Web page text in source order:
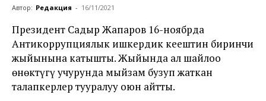
Автор: Редакция - 16/11/2021
Президент Садыр Жапаров 16-ноябрда
Антикоррупциялык ишкердик кеңештин биринчи
жыйынына катышты. Жыйында ал шайлоо
өнөктүгү учурунда мыйзам бузуп жаткан
талапкерлер тууралуу оюн айтты.